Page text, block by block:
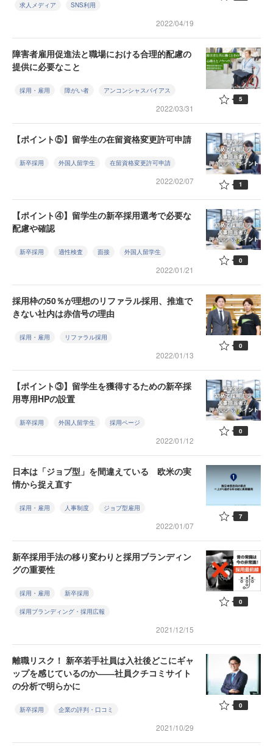
求人メディア SNS利用
2022/04/19
障害者雇用促進法と職場における合理的配慮の
提供に必要なこと
採用・雇用 障がい者 アンコンシャスバイアス
2022/03/31
5
【ポイント⑤】留学生の在留資格変更許可申請
新卒採用 外国人留学生 在留資格変更許可申請
2022/02/07 1
【ポイント④】留学生の新卒採用選考で必要な
配慮や確認
新卒採用 適性検査 面接 外国人留学生
2022/01/21
0
採用枠の50％が理想のリファラル採用、推進で
きない社内は赤信号の理由
採用・雇用 リファラル採用
2022/01/13
0
【ポイント③】留学生を獲得するための新卒採
用専用HPの設置
新卒採用 外国人留学生 採用ページ
2022/01/12
0
日本は「ジョブ型」を間違えている 欧米の実
情から捉え直す
採用・雇用 人事制度 ジョブ型雇用
2022/01/07
7
新卒採用手法の移り変わりと採用ブランディン
グの重要性
採用・雇用 新卒採用
採用ブランディング・採用広報
2021/12/15
0
離職リスク！ 新卒若手社員は入社後どこにギャ
ップを感じているのか――社員クチコミサイト
の分析で明らかに
新卒採用 企業の評判・口コミ
2021/10/29
0